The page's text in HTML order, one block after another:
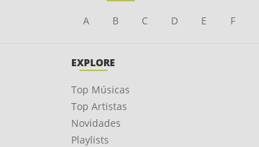
A B C D E F
EXPLORE
Top Músicas
Top Artistas
Novidades
Playlists